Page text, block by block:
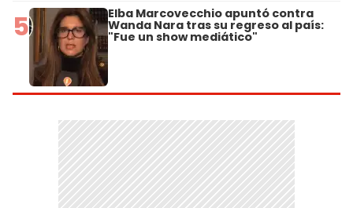
5 Elba Marcovecchio apuntó contra
Wanda Nara tras su regreso al país:
"Fue un show mediático"